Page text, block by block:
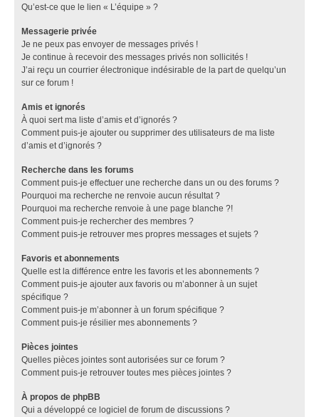
Qu’est-ce que le lien « L’équipe » ?
Messagerie privée
Je ne peux pas envoyer de messages privés !
Je continue à recevoir des messages privés non sollicités !
J’ai reçu un courrier électronique indésirable de la part de quelqu’un
sur ce forum !
Amis et ignorés
À quoi sert ma liste d’amis et d’ignorés ?
Comment puis-je ajouter ou supprimer des utilisateurs de ma liste
d’amis et d’ignorés ?
Recherche dans les forums
Comment puis-je effectuer une recherche dans un ou des forums ?
Pourquoi ma recherche ne renvoie aucun résultat ?
Pourquoi ma recherche renvoie à une page blanche ?!
Comment puis-je rechercher des membres ?
Comment puis-je retrouver mes propres messages et sujets ?
Favoris et abonnements
Quelle est la différence entre les favoris et les abonnements ?
Comment puis-je ajouter aux favoris ou m’abonner à un sujet
spécifique ?
Comment puis-je m’abonner à un forum spécifique ?
Comment puis-je résilier mes abonnements ?
Pièces jointes
Quelles pièces jointes sont autorisées sur ce forum ?
Comment puis-je retrouver toutes mes pièces jointes ?
À propos de phpBB
Qui a développé ce logiciel de forum de discussions ?